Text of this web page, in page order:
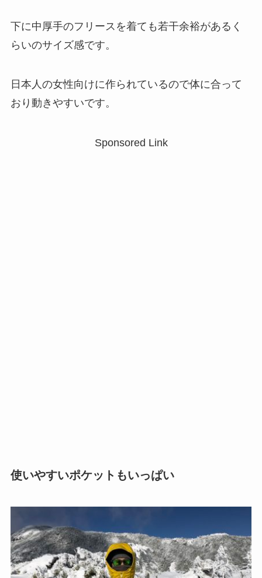
下に中厚手のフリースを着ても若干余裕があるく
らいのサイズ感です。
日本人の女性向けに作られているので体に合って
おり動きやすいです。
Sponsored Link
使いやすいポケットもいっぱい